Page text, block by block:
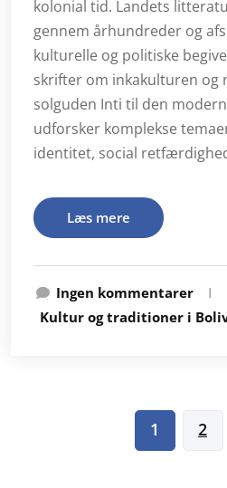
kolonial tid. Landets
gennem århundreder og
kulturelle og politiske
skrifter om inkakulturen og
solguden Inti til den
udforsker komplekse
identitet, social
Læs mere
Ingen kommentarer
I
Kultur og traditioner i
Indlægsinddeling
1 2